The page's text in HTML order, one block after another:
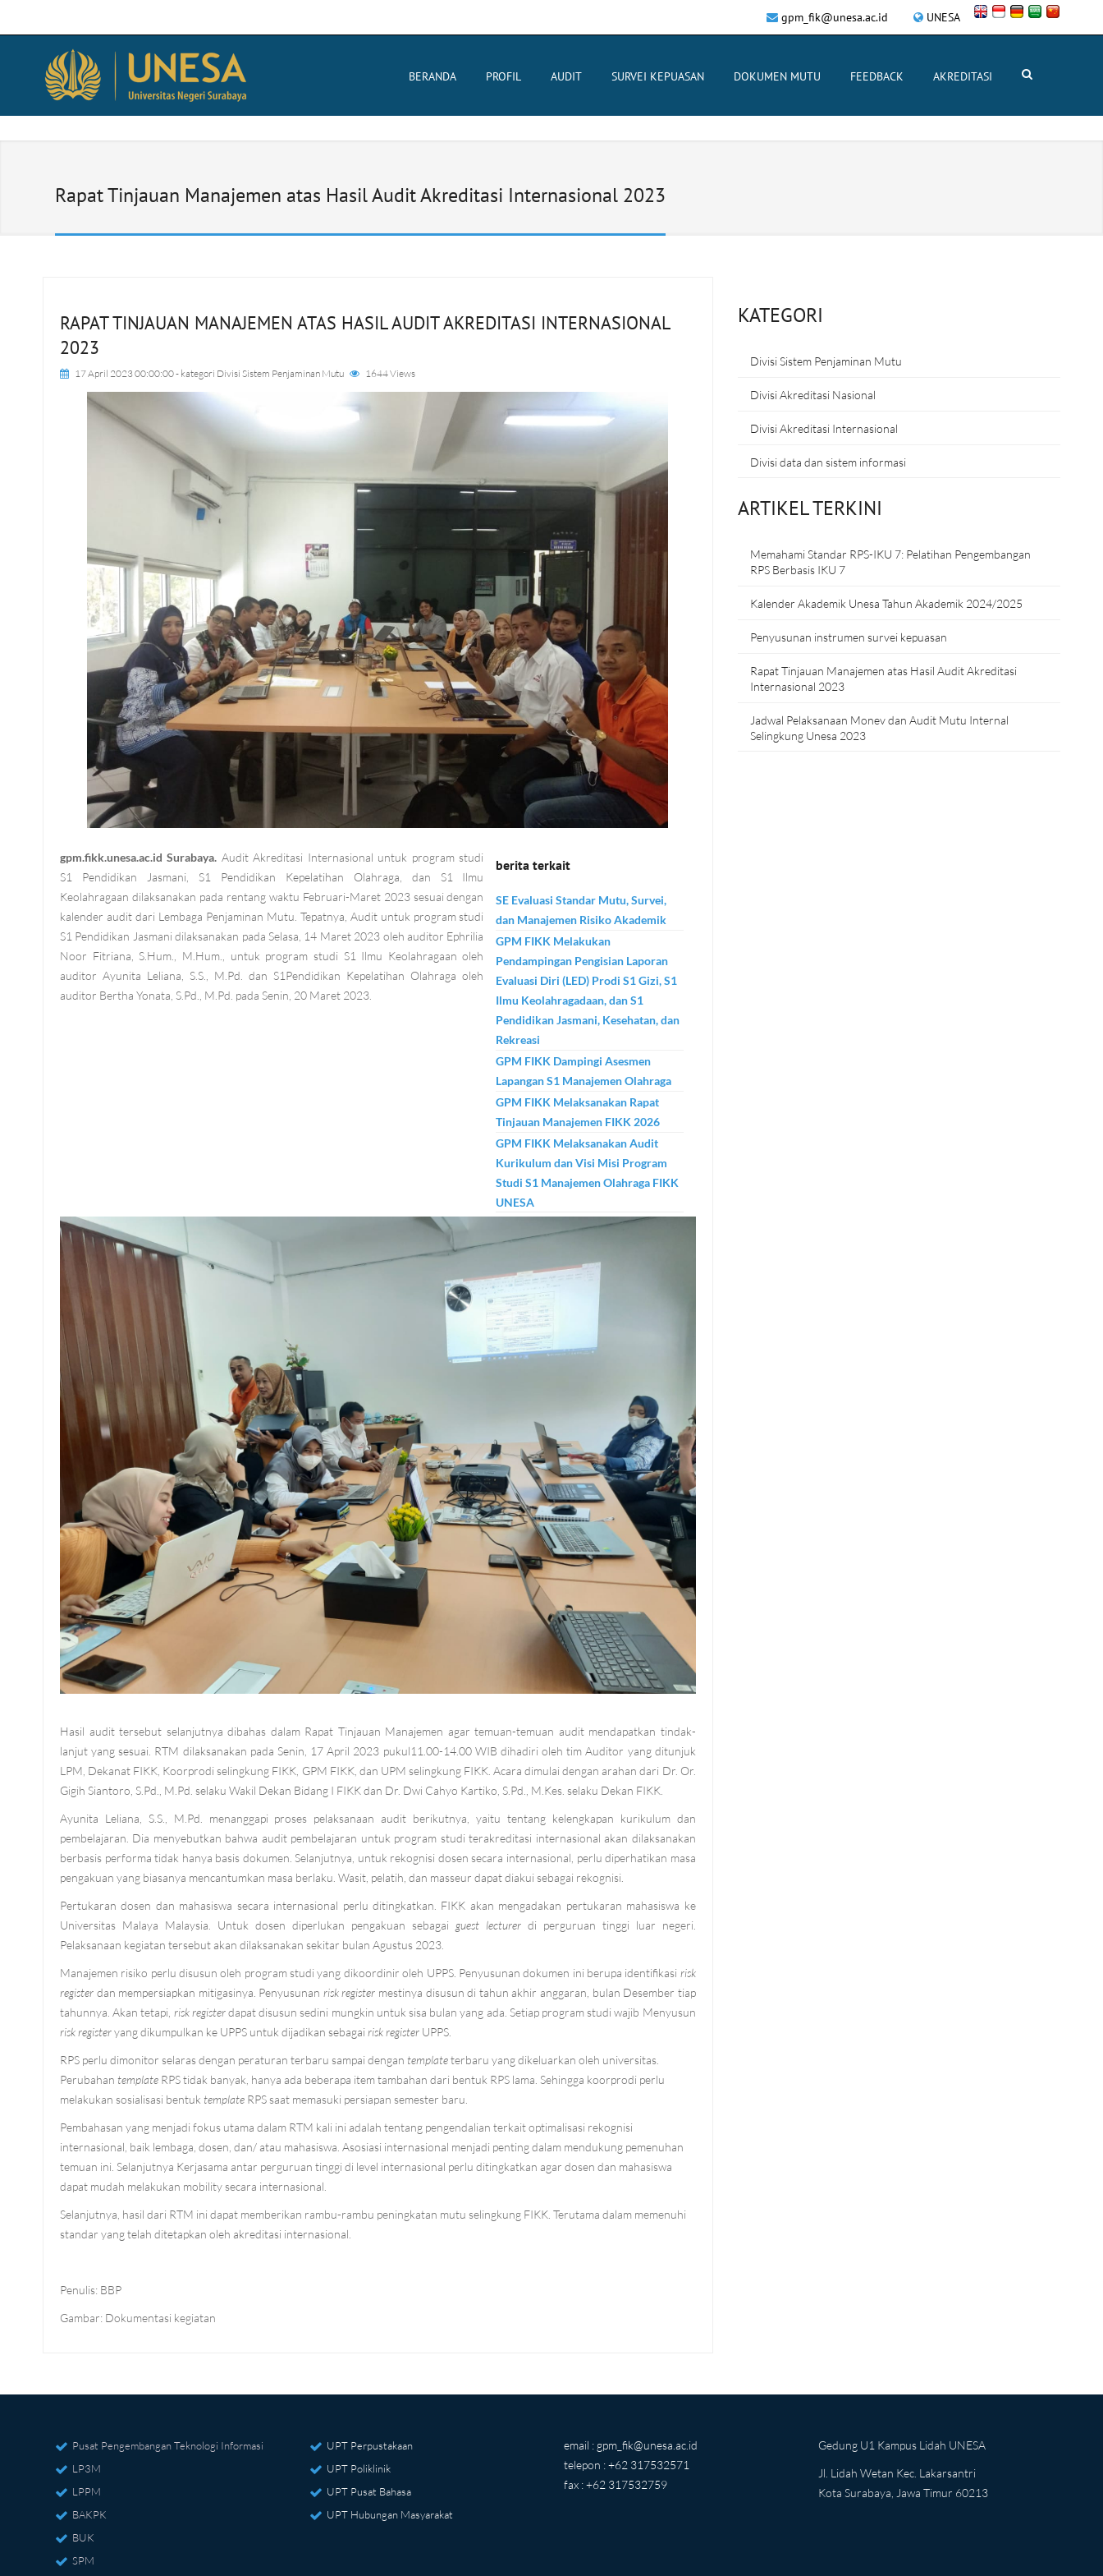
UNESA
gpm_fik@unesa.ac.id
BERANDA PROFIL AUDIT SURVEI KEPUASAN DOKUMEN MUTU FEEDBACK AKREDITASI
Rapat Tinjauan Manajemen atas Hasil Audit Akreditasi Internasional 2023
RAPAT TINJAUAN MANAJEMEN ATAS HASIL AUDIT AKREDITASI INTERNASIONAL
2023
17 April 2023 00:00:00- kategori Divisi Sistem Penjaminan Mutu 1644 Views
berita terkait
SE Evaluasi Standar Mutu, Survei,
dan Manajemen Risiko Akademik
GPM FIKK Melakukan
Pendampingan Pengisian Laporan
Evaluasi Diri (LED) Prodi S1 Gizi, S1
Ilmu Keolahragadaan, dan S1
Pendidikan Jasmani, Kesehatan, dan
Rekreasi
GPM FIKK Dampingi Asesmen
Lapangan S1 Manajemen Olahraga
GPM FIKK Melaksanakan Rapat
Tinjauan Manajemen FIKK 2026
GPM FIKK Melaksanakan Audit
Kurikulum dan Visi Misi Program
Studi S1 Manajemen Olahraga FIKK
UNESA
gpm.fikk.unesa.ac.id Surabaya. Audit Akreditasi Internasional untuk program studi
S1 Pendidikan Jasmani, S1 Pendidikan Kepelatihan Olahraga, dan S1 Ilmu
Keolahragaan dilaksanakan pada rentang waktu Februari-Maret 2023 sesuai dengan
kalender audit dari Lembaga Penjaminan Mutu. Tepatnya, Audit untuk program studi
S1 Pendidikan Jasmani dilaksanakan pada Selasa, 14 Maret 2023 oleh auditor Ephrilia
Noor Fitriana, S.Hum., M.Hum., untuk program studi S1 Ilmu Keolahragaan oleh
auditor Ayunita Leliana, S.S., M.Pd. dan S1Pendidikan Kepelatihan Olahraga oleh
auditor Bertha Yonata, S.Pd., M.Pd. pada Senin, 20 Maret 2023.
Hasil audit tersebut selanjutnya dibahas dalam Rapat Tinjauan Manajemen agar temuan-temuan audit mendapatkan tindak-
lanjut yang sesuai. RTM dilaksanakan pada Senin, 17 April 2023 pukul11.00-14.00 WIB dihadiri oleh tim Auditor yang ditunjuk
LPM, Dekanat FIKK, Koorprodi selingkung FIKK, GPM FIKK, dan UPM selingkung FIKK. Acara dimulai dengan arahan dari Dr. Or.
Gigih Siantoro, S.Pd., M.Pd. selaku Wakil Dekan Bidang I FIKK dan Dr. Dwi Cahyo Kartiko, S.Pd., M.Kes. selaku Dekan FIKK.
Ayunita Leliana, S.S., M.Pd. menanggapi proses pelaksanaan audit berikutnya, yaitu tentang kelengkapan kurikulum dan
pembelajaran. Dia menyebutkan bahwa audit pembelajaran untuk program studi terakreditasi internasional akan dilaksanakan
berbasis performa tidak hanya basis dokumen. Selanjutnya, untuk rekognisi dosen secara internasional, perlu diperhatikan masa
pengakuan yang biasanya mencantumkan masa berlaku. Wasit, pelatih, dan masseur dapat diakui sebagai rekognisi.
Pertukaran dosen dan mahasiswa secara internasional perlu ditingkatkan. FIKK akan mengadakan pertukaran mahasiswa ke
Universitas Malaya Malaysia. Untuk dosen diperlukan pengakuan sebagai guest lecturer di perguruan tinggi luar negeri.
Pelaksanaan kegiatan tersebut akan dilaksanakan sekitar bulan Agustus 2023.
Manajemen risiko perlu disusun oleh program studi yang dikoordinir oleh UPPS. Penyusunan dokumen ini berupa identifikasi risk
register dan mempersiapkan mitigasinya. Penyusunan risk register mestinya disusun di tahun akhir anggaran, bulan Desember tiap
tahunnya. Akan tetapi, risk registerdapat disusun sedini mungkin untuk sisa bulan yang ada. Setiap program studi wajib Menyusun
risk registeryang dikumpulkan ke UPPS untuk dijadikan sebagai risk register UPPS.
RPS perlu dimonitor selaras dengan peraturan terbaru sampai dengan templateterbaru yang dikeluarkan oleh universitas.
Perubahan template RPS tidak banyak, hanya ada beberapa item tambahan dari bentuk RPS lama. Sehingga koorprodi perlu
melakukan sosialisasi bentuk template RPS saat memasuki persiapan semester baru.
Pembahasan yang menjadi fokus utama dalam RTM kali ini adalah tentang pengendalian terkait optimalisasi rekognisi
internasional, baik lembaga, dosen, dan/ atau mahasiswa. Asosiasi internasional menjadi penting dalam mendukung pemenuhan
temuan ini. Selanjutnya Kerjasama antar perguruan tinggi di level internasional perlu ditingkatkan agar dosen dan mahasiswa
dapat mudah melakukan mobility secara internasional.
Selanjutnya, hasil dari RTM ini dapat memberikan rambu-rambu peningkatan mutu selingkung FIKK. Terutama dalam memenuhi
standar yang telah ditetapkan oleh akreditasi internasional.
Penulis: BBP
Gambar: Dokumentasi kegiatan
KATEGORI
Divisi Sistem Penjaminan Mutu
Divisi Akreditasi Nasional
Divisi Akreditasi Internasional
Divisi data dan sistem informasi
ARTIKEL TERKINI
Memahami Standar RPS-IKU 7: Pelatihan Pengembangan
RPS Berbasis IKU 7
Kalender Akademik Unesa Tahun Akademik 2024/2025
Penyusunan instrumen survei kepuasan
Rapat Tinjauan Manajemen atas Hasil Audit Akreditasi
Internasional 2023
Jadwal Pelaksanaan Monev dan Audit Mutu Internal
Selingkung Unesa 2023
Pusat Pengembangan Teknologi Informasi
LP3M
LPPM
BAKPK
BUK
SPM
UPT Perpustakaan
UPT Poliklinik
UPT Pusat Bahasa
UPT Hubungan Masyarakat
email : gpm_fik@unesa.ac.id
telepon : +62 317532571
fax : +62 317532759
Gedung U1 Kampus Lidah UNESA
Jl. Lidah Wetan Kec. Lakarsantri
Kota Surabaya, Jawa Timur 60213